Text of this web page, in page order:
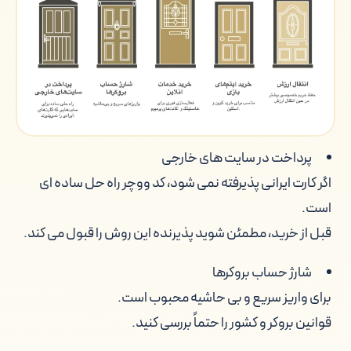
پرداخت در سایت های خارجی
اگر کارت ایرانی پذیرفته نمی شود، کد ووچر راه حل ساده ای
است.
قبل از خرید، مطمئن شوید پذیرنده این روش را قبول می کند.
شارژ حساب بروکرها
برای واریز سریع و بی حاشیه محبوب است.
قوانین بروکر و کشور را حتماً بررسی کنید.